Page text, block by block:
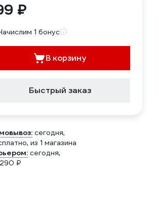
₽
1 бонус
В корзину
Быстрый заказ
сегодня,
, из 1 магазина
сегодня,
₽